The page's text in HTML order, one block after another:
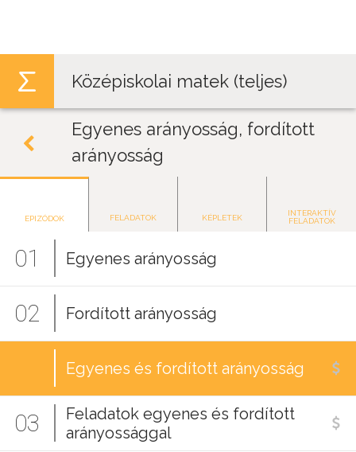
Középiskolai matek (teljes)
Egyenes arányosság, fordított
arányosság
EPIZÓDOK FELADATOK KÉPLETEK
INTERAKTÍV
FELADATOK
01 Egyenes arányosság
02 Fordított arányosság
Egyenes és fordított arányosság
03
Feladatok egyenes és fordított
arányossággal